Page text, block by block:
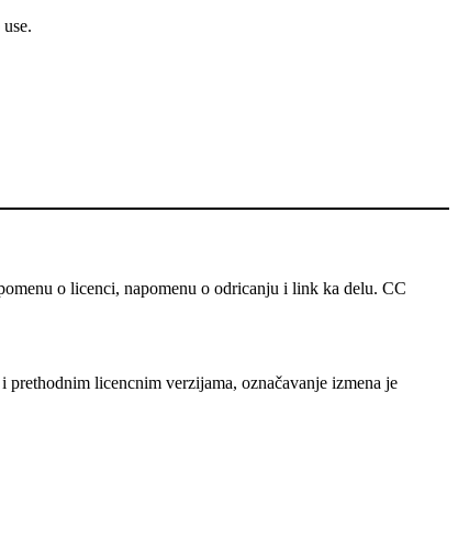
o licenci, napomenu o odricanju i link ka delu. CC
licencnim verzijama, označavanje izmena je